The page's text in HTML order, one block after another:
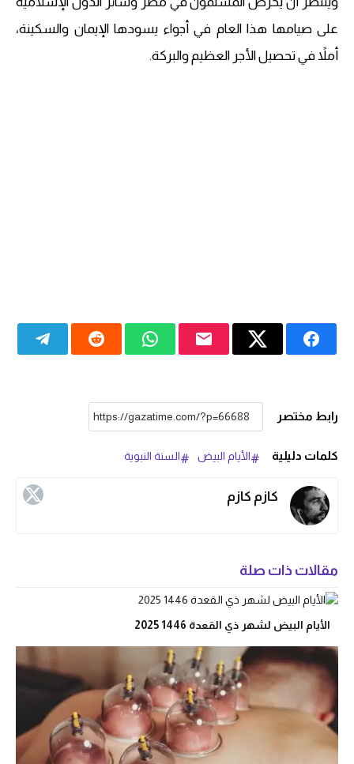
على صيامها هذا العام في أجواء يسودها الإيمان والسكينة،
أملاً في تحصيل الأجر العظيم والبركة.
رابط مختصر
كلمات دليلية الأيام البيض السنة النبوية
كازم كازم
مقالات ذات صلة
الأيام البيض لشهر ذي القعدة 1446 2025